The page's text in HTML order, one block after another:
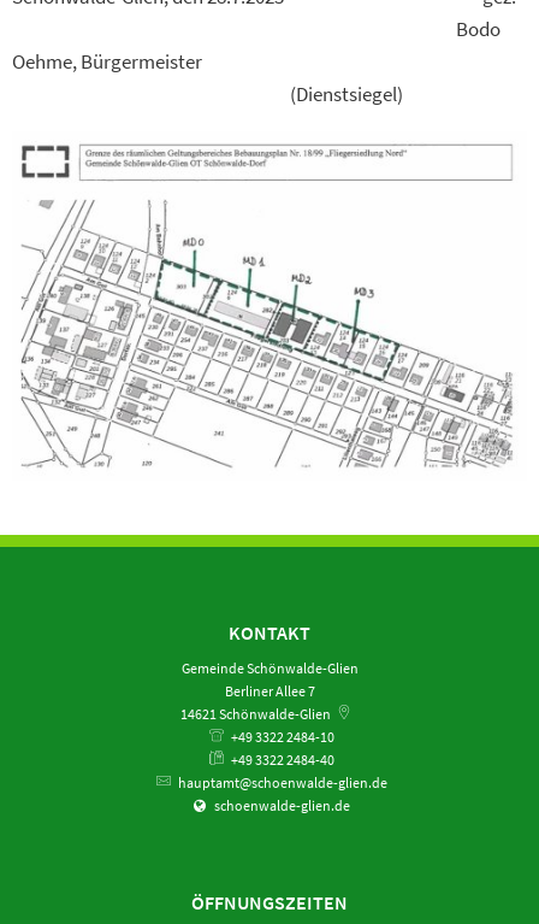
Bodo
Oehme, Bürgermeister
(Dienstsiegel)
KONTAKT
Gemeinde Schönwalde-Glien
Berliner Allee 7
14621 Schönwalde-Glien
+49 3322 2484-10
+49 3322 2484-40
hauptamt@schoenwalde-glien.de
schoenwalde-glien.de
ÖFFNUNGSZEITEN